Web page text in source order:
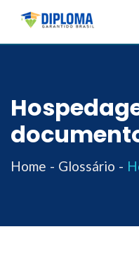
Skip
Home Glossário